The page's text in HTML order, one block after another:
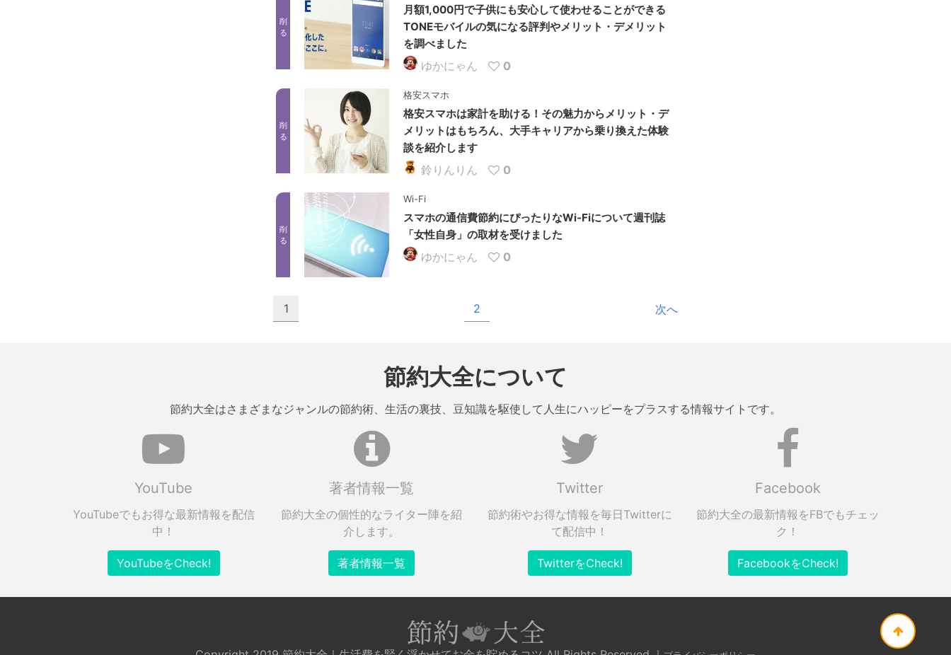
削
る
月額1,000円で子供にも安心して使わせることができる
TONEモバイルの気になる評判やメリット・デメリット
を調べました
ゆかにゃん 0
削
る
格安スマホ
格安スマホは家計を助ける！その魅力からメリット・デ
メリットはもちろん、大手キャリアから乗り換えた体験
談を紹介します
鈴りんりん 0
削
る
Wi-Fi
スマホの通信費節約にぴったりなWi-Fiについて週刊誌
「女性自身」の取材を受けました
ゆかにゃん 0
1 2 次へ
節約大全について
節約大全はさまざまなジャンルの節約術、生活の裏技、豆知識を駆使して人生にハッピーをプラスする情報サイトです。
YouTube
YouTubeでもお得な最新情報を配信
中！
YouTubeをCheck!
著者情報一覧
節約大全の個性的なライター陣を紹
介します。
著者情報一覧
Twitter
節約術やお得な情報を毎日Twitterに
て配信中！
TwitterをCheck!
Facebook
節約大全の最新情報をFBでもチェッ
ク！
FacebookをCheck!